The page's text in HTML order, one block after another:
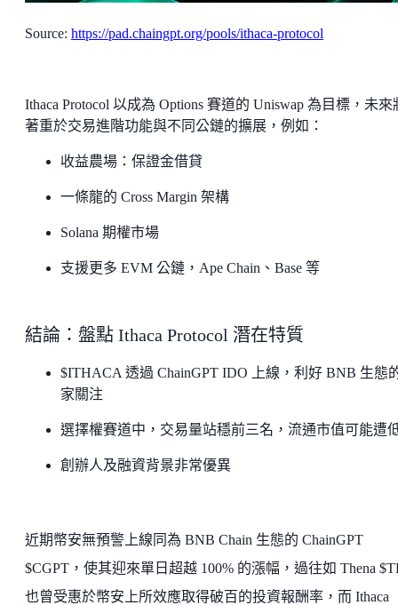
Source: https://pad.chaingpt.org/pools/ithaca-protocol
Ithaca Protocol 以成為 Options 賽道的 Uniswap 為目標，未來
著重於交易進階功能與不同公鏈的擴展，例如：
收益農場：保證金借貸
一條龍的 Cross Margin 架構
Solana 期權市場
支援更多 EVM 公鏈，Ape Chain、Base 等
結論：盤點 Ithaca Protocol 潛在特質
$ITHACA 透過 ChainGPT IDO 上線，利好 BNB 生態
家關注
選擇權賽道中，交易量站穩前三名，流通市值可能遭
創辦人及融資背景非常優異
近期幣安無預警上線同為 BNB Chain 生態的 ChainGPT
$CGPT，使其迎來單日超越 100% 的漲幅，過往如 Thena
也曾受惠於幣安上所效應取得破百的投資報酬率，而 Ithaca